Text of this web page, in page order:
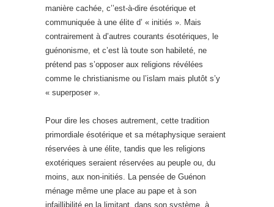
manière cachée, c’’est-à-dire ésotérique et
communiquée à une élite d’ « initiés ». Mais
contrairement à d’autres courants ésotériques, le
guénonisme, et c’est là toute son habileté, ne
prétend pas s’opposer aux religions révélées
comme le christianisme ou l’islam mais plutôt s’y
« superposer ».
Pour dire les choses autrement, cette tradition
primordiale ésotérique et sa métaphysique seraient
réservées à une élite, tandis que les religions
exotériques seraient réservées au peuple ou, du
moins, aux non-initiés. La pensée de Guénon
ménage même une place au pape et à son
infaillibilité en la limitant, dans son système, à